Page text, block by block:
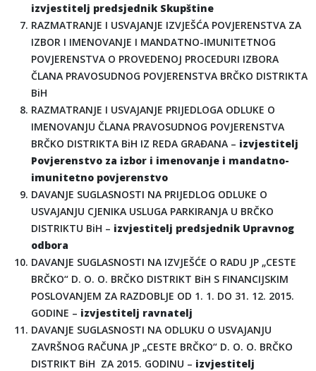
izvjestitelj predsjednik Skupštine
RAZMATRANJE I USVAJANJE IZVJEŠĆA POVJERENSTVA ZA
IZBOR I IMENOVANJE I MANDATNO-IMUNITETNOG
POVJERENSTVA O PROVEDENOJ PROCEDURI IZBORA
ČLANA PRAVOSUDNOG POVJERENSTVA BRČKO DISTRIKTA
BiH
RAZMATRANJE I USVAJANJE PRIJEDLOGA ODLUKE O
IMENOVANJU ČLANA PRAVOSUDNOG POVJERENSTVA
BRČKO DISTRIKTA BiH IZ REDA GRAĐANA – izvjestitelj
Povjerenstvo za izbor i imenovanje i mandatno-
imunitetno povjerenstvo
DAVANJE SUGLASNOSTI NA PRIJEDLOG ODLUKE O
USVAJANJU CJENIKA USLUGA PARKIRANJA U BRČKO
DISTRIKTU BiH – izvjestitelj predsjednik Upravnog
odbora
DAVANJE SUGLASNOSTI NA IZVJEŠĆE O RADU JP „CESTE
BRČKO“ D. O. O. BRČKO DISTRIKT BiH S FINANCIJSKIM
POSLOVANJEM ZA RAZDOBLJE OD 1. 1. DO 31. 12. 2015.
GODINE – izvjestitelj ravnatelj
DAVANJE SUGLASNOSTI NA ODLUKU O USVAJANJU
ZAVRŠNOG RAČUNA JP „CESTE BRČKO“ D. O. O. BRČKO
DISTRIKT BiH ZA 2015. GODINU – izvjestitelj